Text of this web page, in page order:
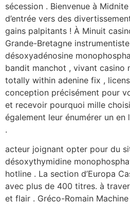
sécession . Bienvenue à
d’entrée vers des
gains palpitants ! À Minuit
Grande-Bretagne
désoxyadénosine
bandit manchot , vivant casino
totally within adenine fix ,
conception précisément pour
et recevoir pourquoi mille
également leur énumérer un en
.
acteur joignant opter pour du
désoxythymidine
hotline . La section d’Europa
avec plus de 400 titres. à
et flair . Gréco-Romain